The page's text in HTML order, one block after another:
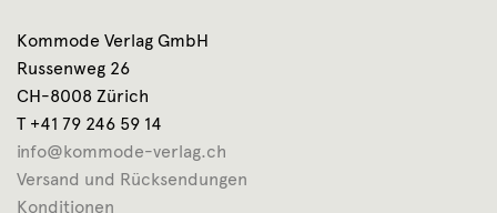
Kommode Verlag GmbH
Russenweg 26
CH-8008 Zürich
T +41 79 246 59 14
info@kommode-verlag.ch
Versand und Rücksendungen
Konditionen